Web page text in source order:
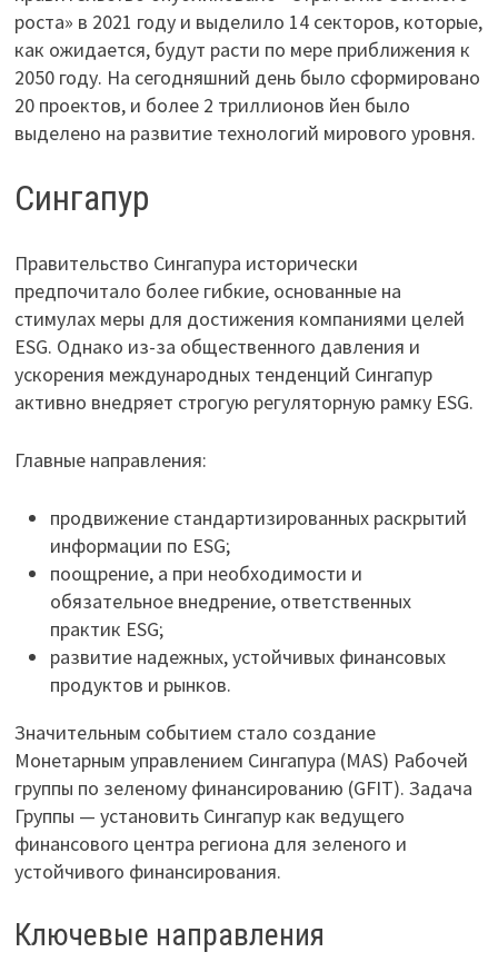
роста» в 2021 году и выделило 14 секторов, которые,
как ожидается, будут расти по мере приближения к
2050 году. На сегодняшний день было сформировано
20 проектов, и более 2 триллионов йен было
выделено на развитие технологий мирового уровня.
Сингапур
Правительство Сингапура исторически
предпочитало более гибкие, основанные на
стимулах меры для достижения компаниями целей
ESG. Однако из-за общественного давления и
ускорения международных тенденций Сингапур
активно внедряет строгую регуляторную рамку ESG.
Главные направления:
продвижение стандартизированных раскрытий
информации по ESG;
поощрение, а при необходимости и
обязательное внедрение, ответственных
практик ESG;
развитие надежных, устойчивых финансовых
продуктов и рынков.
Значительным событием стало создание
Монетарным управлением Сингапура (MAS) Рабочей
группы по зеленому финансированию (GFIT). Задача
Группы — установить Сингапур как ведущего
финансового центра региона для зеленого и
устойчивого финансирования.
Ключевые направления